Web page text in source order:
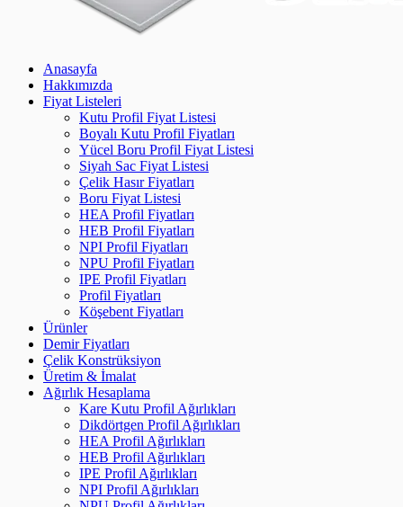
Anasayfa
Hakkımızda
Fiyat Listeleri
Kutu Profil Fiyat Listesi
Boyalı Kutu Profil Fiyatları
Yücel Boru Profil Fiyat Listesi
Siyah Sac Fiyat Listesi
Çelik Hasır Fiyatları
Boru Fiyat Listesi
HEA Profil Fiyatları
HEB Profil Fiyatları
NPI Profil Fiyatları
NPU Profil Fiyatları
IPE Profil Fiyatları
Profil Fiyatları
Köşebent Fiyatları
Ürünler
Demir Fiyatları
Çelik Konstrüksiyon
Üretim & İmalat
Ağırlık Hesaplama
Kare Kutu Profil Ağırlıkları
Dikdörtgen Profil Ağırlıkları
HEA Profil Ağırlıkları
HEB Profil Ağırlıkları
IPE Profil Ağırlıkları
NPI Profil Ağırlıkları